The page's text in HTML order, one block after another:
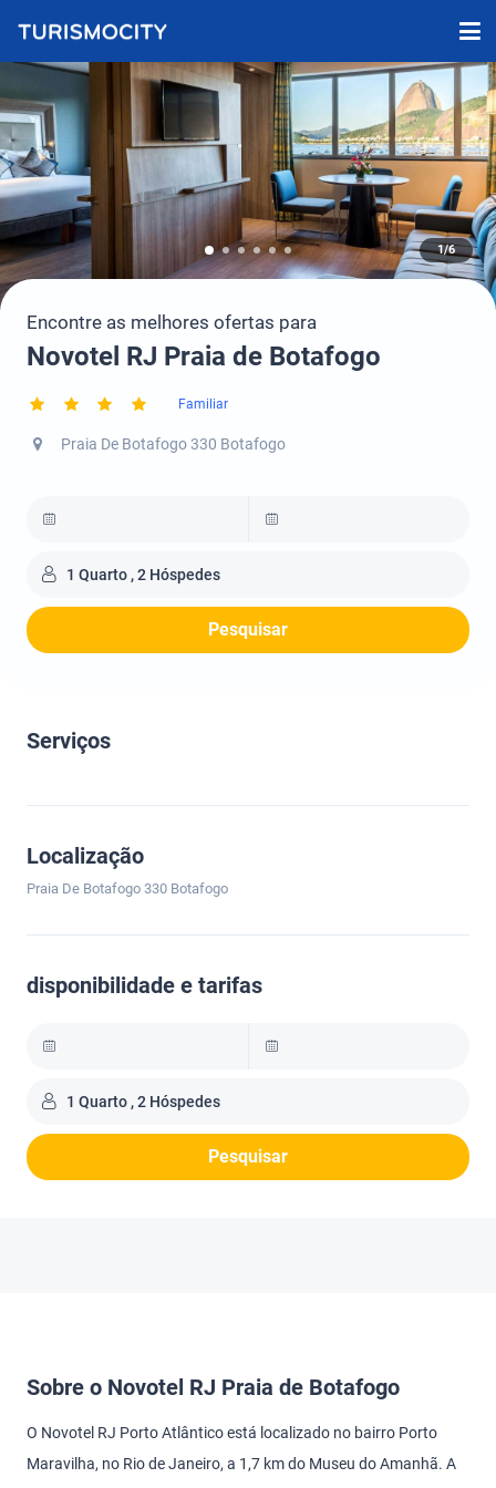
1/6
Encontre as melhores ofertas para
Novotel RJ Praia de Botafogo
Familiar
Praia De Botafogo 330 Botafogo
1 Quarto , 2 Hóspedes
Pesquisar
Serviços
Localização
Praia De Botafogo 330 Botafogo
disponibilidade e tarifas
1 Quarto , 2 Hóspedes
Pesquisar
Sobre o Novotel RJ Praia de Botafogo
O Novotel RJ Porto Atlântico está localizado no bairro Porto
Maravilha, no Rio de Janeiro, a 1,7 km do Museu do Amanhã. A